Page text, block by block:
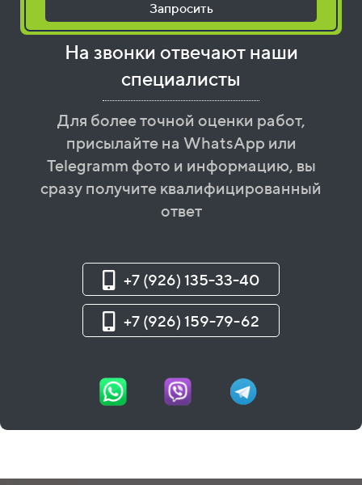
Запросить
На звонки отвечают наши
специалисты
Для более точной оценки работ,
присылайте на WhatsApp или
Telegramm фото и информацию, вы
сразу получите квалифицированный
ответ
+7 (926) 135-33-40
+7 (926) 159-79-62